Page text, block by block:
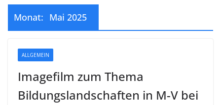
Monat: Mai 2025
ALLGEMEIN
Imagefilm zum Thema
Bildungslandschaften in M-V bei